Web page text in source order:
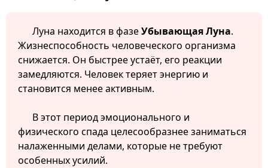
Луна находится в фазеУбывающая Луна.
Жизнеспособность человеческого организма
снижается. Он быстрее устаёт, его реакции
замедляются. Человек теряет энергию и
становится менее активным.
В этот период эмоционального и
физического спада целесообразнее заниматься
налаженными делами, которые не требуют
особенных усилий.